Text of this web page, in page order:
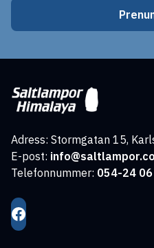
Adress: Stormgatan 15,
E-post:
Telefonnummer: 054-24 06